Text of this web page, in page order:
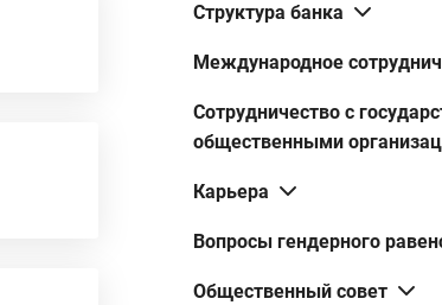
Структура банка
Международное
Сотрудничество с
общественными
Карьера
Вопросы гендерного
Общественный совет